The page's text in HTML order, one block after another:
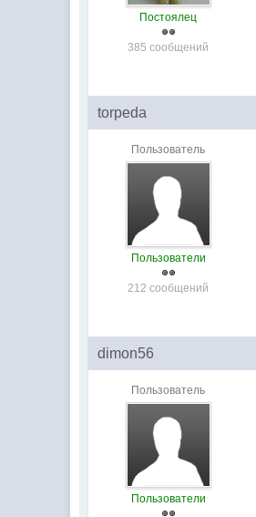
Постоялец
385 сообщений
torpeda
Пользователь
Пользователи
212 сообщений
dimon56
Пользователь
Пользователи